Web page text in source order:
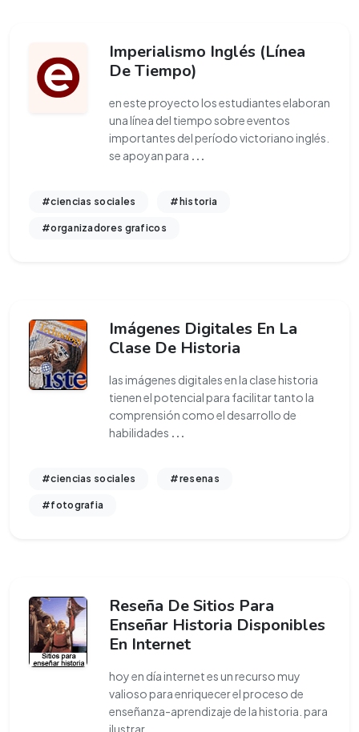
Imperialismo Inglés (Línea
De Tiempo)
en este proyecto los estudiantes elaboran
una línea del tiempo sobre eventos
importantes del período victoriano inglés.
se apoyan para ...
#ciencias sociales #historia
#organizadores graficos
Imágenes Digitales En La
Clase De Historia
las imágenes digitales en la clase historia
tienen el potencial para facilitar tanto la
comprensión como el desarrollo de
habilidades ...
#ciencias sociales #resenas
#fotografia
Reseña De Sitios Para
Enseñar Historia Disponibles
En Internet
hoy en día internet es un recurso muy
valioso para enriquecer el proceso de
enseñanza-aprendizaje de la historia. para
ilustrar